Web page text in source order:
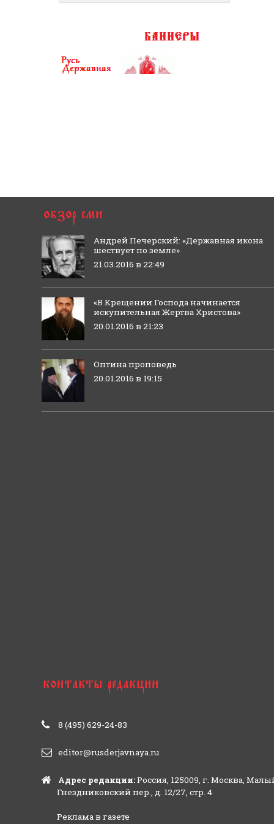
Андрей Печерский: «Державная икона
шествует по земле»
21.03.2016 в 22:49
«В Крещении Господа начинается
искупительная Жертва Христова»
20.01.2016 в 21:23
Оптина проповедь
20.01.2016 в 19:15
8 (495) 629-24-83
editor@rusderjavnaya.ru
Адрес редакции:Россия, 125009, г. Москва,
Гнездниковский пер., д. 12/27, стр. 4
Реклама в газете